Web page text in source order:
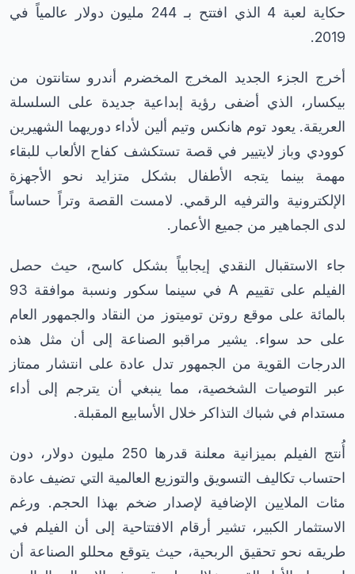
حكاية لعبة 4 الذي افتتح بـ 244 مليون دولار عالمياً في
2019.
أخرج الجزء الجديد المخرج المخضرم أندرو ستانتون من
بيكسار، الذي أضفى رؤية إبداعية جديدة على السلسلة
العريقة. يعود توم هانكس وتيم ألين لأداء دوريهما الشهيرين
كوودي وباز لايتيير في قصة تستكشف كفاح الألعاب للبقاء
مهمة بينما يتجه الأطفال بشكل متزايد نحو الأجهزة
الإلكترونية والترفيه الرقمي. لامست القصة وتراً حساساً
لدى الجماهير من جميع الأعمار.
جاء الاستقبال النقدي إيجابياً بشكل كاسح، حيث حصل
الفيلم على تقييم A في سينما سكور ونسبة موافقة 93
بالمائة على موقع روتن توميتوز من النقاد والجمهور العام
على حد سواء. يشير مراقبو الصناعة إلى أن مثل هذه
الدرجات القوية من الجمهور تدل عادة على انتشار ممتاز
عبر التوصيات الشخصية، مما ينبغي أن يترجم إلى أداء
مستدام في شباك التذاكر خلال الأسابيع المقبلة.
أُنتج الفيلم بميزانية معلنة قدرها 250 مليون دولار، دون
احتساب تكاليف التسويق والتوزيع العالمية التي تضيف عادة
مئات الملايين الإضافية لإصدار ضخم بهذا الحجم. ورغم
الاستثمار الكبير، تشير أرقام الافتتاحية إلى أن الفيلم في
طريقه نحو تحقيق الربحية، حيث يتوقع محللو الصناعة أن